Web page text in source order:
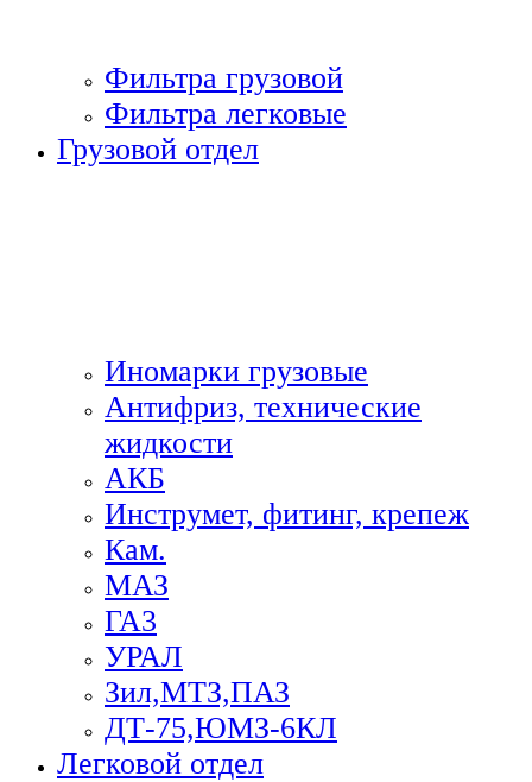
Фильтра грузовой
Фильтра легковые
Грузовой отдел
Иномарки грузовые
Антифриз, технические
жидкости
АКБ
Инструмет, фитинг, крепеж
Кам.
МАЗ
ГА3
УРАЛ
Зил,МТЗ,ПАЗ
ДТ-75,ЮМЗ-6КЛ
Легковой отдел